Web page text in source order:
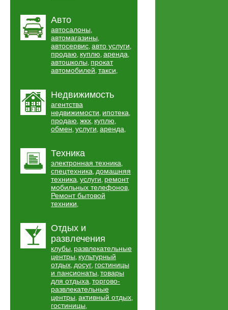
Авто
автосалоны,
автомагазины,
автосервис, авто услуги,
продаю, куплю, аренда,
автошколы, прокат
автомобилей, такси,
Недвижимость
агентства
недвижимости, ипотека,
продаю, жкх, куплю,
обмен, услуги, аренда,
Техника
электронная техника,
спецтехника, домашняя
техника, услуги, ремонт
мобильных телефонов,
Ремонт бытовой
техники,
Отдых и
развлечения
клубы, развлекательные
центры, культурный
отдых, досуг, гостиницы
и пансионаты, товары
для отдыха, торгово-
развлекательные
центры, активный отдых,
гостиницы,